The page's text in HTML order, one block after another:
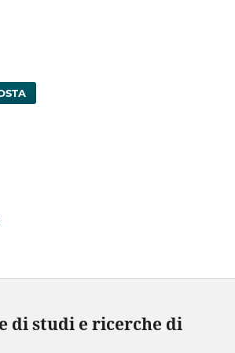
di studi e ricerche di